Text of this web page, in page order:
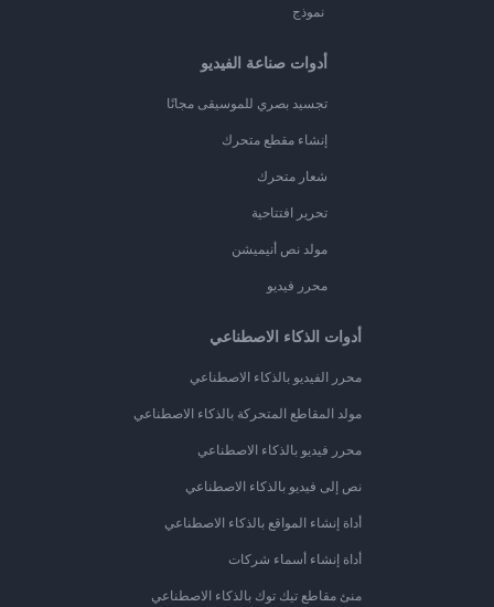
نموذج
أدوات صناعة الفيديو
تجسيد بصري للموسيقى مجانًا
إنشاء مقطع متحرك
شعار متحرك
تحرير افتتاحية
مولد نص أنيميشن
محرر فيديو
أدوات الذكاء الاصطناعي
محرر الفيديو بالذكاء الاصطناعي
مولد المقاطع المتحركة بالذكاء الاصطناعي
محرر فيديو بالذكاء الاصطناعي
نص إلى فيديو بالذكاء الاصطناعي
أداة إنشاء المواقع بالذكاء الاصطناعي
أداة إنشاء أسماء شركات
منئ مقاطع تيك توك بالذكاء الاصطناعي